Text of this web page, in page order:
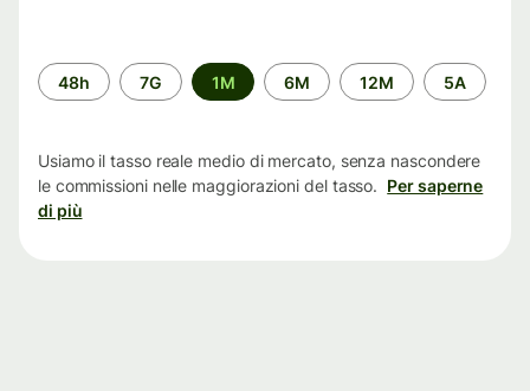
Periodo
di
48h 7G 1M 6M 12M 5A
Usiamo il tasso reale medio di mercato, senza nascondere
le commissioni nelle maggiorazioni del tasso. Per saperne
di più